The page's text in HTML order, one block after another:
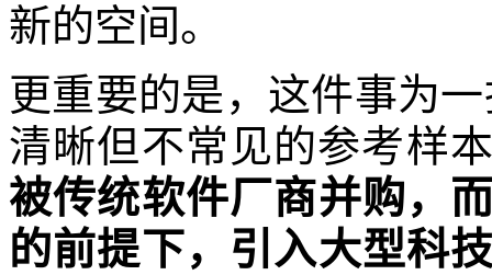
新的空间。
更重要的是，这件事为
清晰但不常见的参考样
被传统软件厂商并购，
的前提下，引入大型科